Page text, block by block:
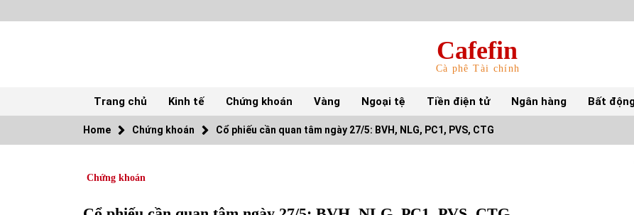
to
Cafefin
Cà phê Tài chính
Trang chủ Kinh tế Chứng khoán Vàng Ngoại tệ Tiền điện tử Ngân hàng Bất
TOP
05/07/2022 15/06/2022
Home Chứng khoán Cổ phiếu cần quan tâm ngày 27/5: BVH, NLG, PC1, PVS, CTG
Chứng khoán